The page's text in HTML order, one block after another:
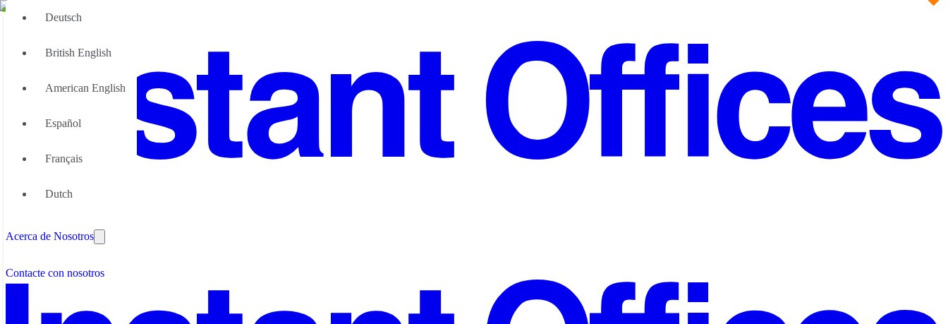
Nosotras podemos ayudar
Acerca de Nosotros
Contacte con nosotros
Deutsch
British English
American English
Español
Français
Dutch